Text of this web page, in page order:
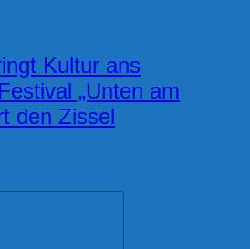
Kultur ans
„Unten am
den Zissel